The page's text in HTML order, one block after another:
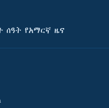
ሰዓት የአማርኛ ዜና